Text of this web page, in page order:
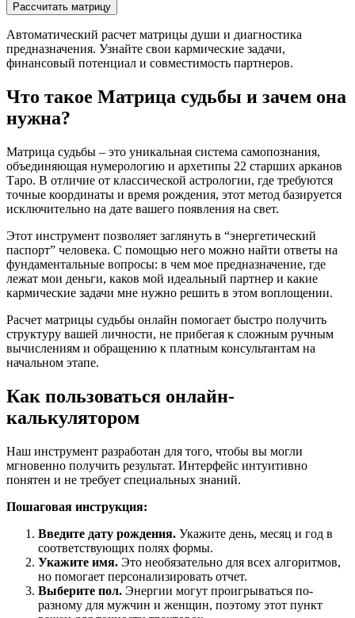
Рассчитать матрицу
Автоматический расчет матрицы души и диагностика
предназначения. Узнайте свои кармические задачи,
финансовый потенциал и совместимость партнеров.
Что такое Матрица судьбы и зачем она
нужна?
Матрица судьбы – это уникальная система самопознания,
объединяющая нумерологию и архетипы 22 старших арканов
Таро. В отличие от классической астрологии, где требуются
точные координаты и время рождения, этот метод базируется
исключительно на дате вашего появления на свет.
Этот инструмент позволяет заглянуть в “энергетический
паспорт” человека. С помощью него можно найти ответы на
фундаментальные вопросы: в чем мое предназначение, где
лежат мои деньги, каков мой идеальный партнер и какие
кармические задачи мне нужно решить в этом воплощении.
Расчет матрицы судьбы онлайн помогает быстро получить
структуру вашей личности, не прибегая к сложным ручным
вычислениям и обращению к платным консультантам на
начальном этапе.
Как пользоваться онлайн-
калькулятором
Наш инструмент разработан для того, чтобы вы могли
мгновенно получить результат. Интерфейс интуитивно
понятен и не требует специальных знаний.
Пошаговая инструкция:
Введите дату рождения. Укажите день, месяц и год в
соответствующих полях формы.
Укажите имя. Это необязательно для всех алгоритмов,
но помогает персонализировать отчет.
Выберите пол. Энергии могут проигрываться по-
разному для мужчин и женщин, поэтому этот пункт